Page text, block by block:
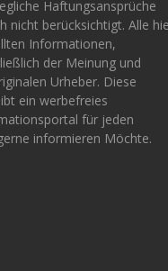
Haftungsansprüche
nicht berücksichtigt. Alle
Informationen,
der Meinung und
Urheber. Diese
ein werbefreies
für jeden
informieren Möchte.